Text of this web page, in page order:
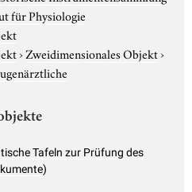
für Physiologie
›Zweidimensionales Objekt›
Tafeln zur Prüfung des